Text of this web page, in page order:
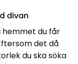
divan
hemmet du får
det då
du ska söka